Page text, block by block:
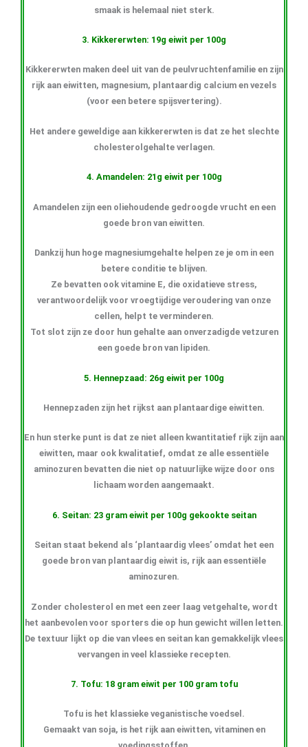
smaak is helemaal niet sterk.
3. Kikkererwten: 19g eiwit per 100g
Kikkererwten maken deel uit van de peulvruchtenfamilie en zijn
rijk aan eiwitten, magnesium, plantaardig calcium en vezels
(voor een betere spijsvertering).
Het andere geweldige aan kikkererwten is dat ze het slechte
cholesterolgehalte verlagen.
4. Amandelen: 21g eiwit per 100g
Amandelen zijn een oliehoudende gedroogde vrucht en een
goede bron van eiwitten.
Dankzij hun hoge magnesiumgehalte helpen ze je om in een
betere conditie te blijven.
Ze bevatten ook vitamine E, die oxidatieve stress,
verantwoordelijk voor vroegtijdige veroudering van onze
cellen, helpt te verminderen.
Tot slot zijn ze door hun gehalte aan onverzadigde vetzuren
een goede bron van lipiden.
5. Hennepzaad: 26g eiwit per 100g
Hennepzaden zijn het rijkst aan plantaardige eiwitten.
En hun sterke punt is dat ze niet alleen kwantitatief rijk zijn aan
eiwitten, maar ook kwalitatief, omdat ze alle essentiële
aminozuren bevatten die niet op natuurlijke wijze door ons
lichaam worden aangemaakt.
6. Seitan: 23 gram eiwit per 100g gekookte seitan
Seitan staat bekend als ‘plantaardig vlees’ omdat het een
goede bron van plantaardig eiwit is, rijk aan essentiële
aminozuren.
Zonder cholesterol en met een zeer laag vetgehalte, wordt
het aanbevolen voor sporters die op hun gewicht willen letten.
De textuur lijkt op die van vlees en seitan kan gemakkelijk vlees
vervangen in veel klassieke recepten.
7. Tofu: 18 gram eiwit per 100 gram tofu
Tofu is het klassieke veganistische voedsel.
Gemaakt van soja, is het rijk aan eiwitten, vitaminen en